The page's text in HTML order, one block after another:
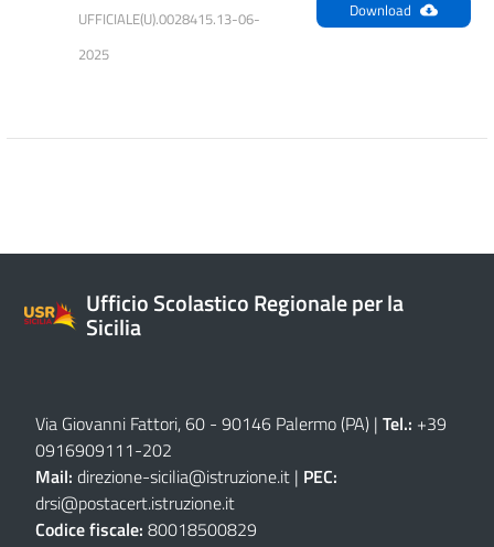
UFFICIALE(U).0028415.13-06-
2025
Download
Ufficio Scolastico Regionale per la
Sicilia
Via Giovanni Fattori, 60 - 90146 Palermo (PA) | Tel.: +39
0916909111-202
Mail: direzione-sicilia@istruzione.it | PEC:
drsi@postacert.istruzione.it
Codice fiscale: 80018500829